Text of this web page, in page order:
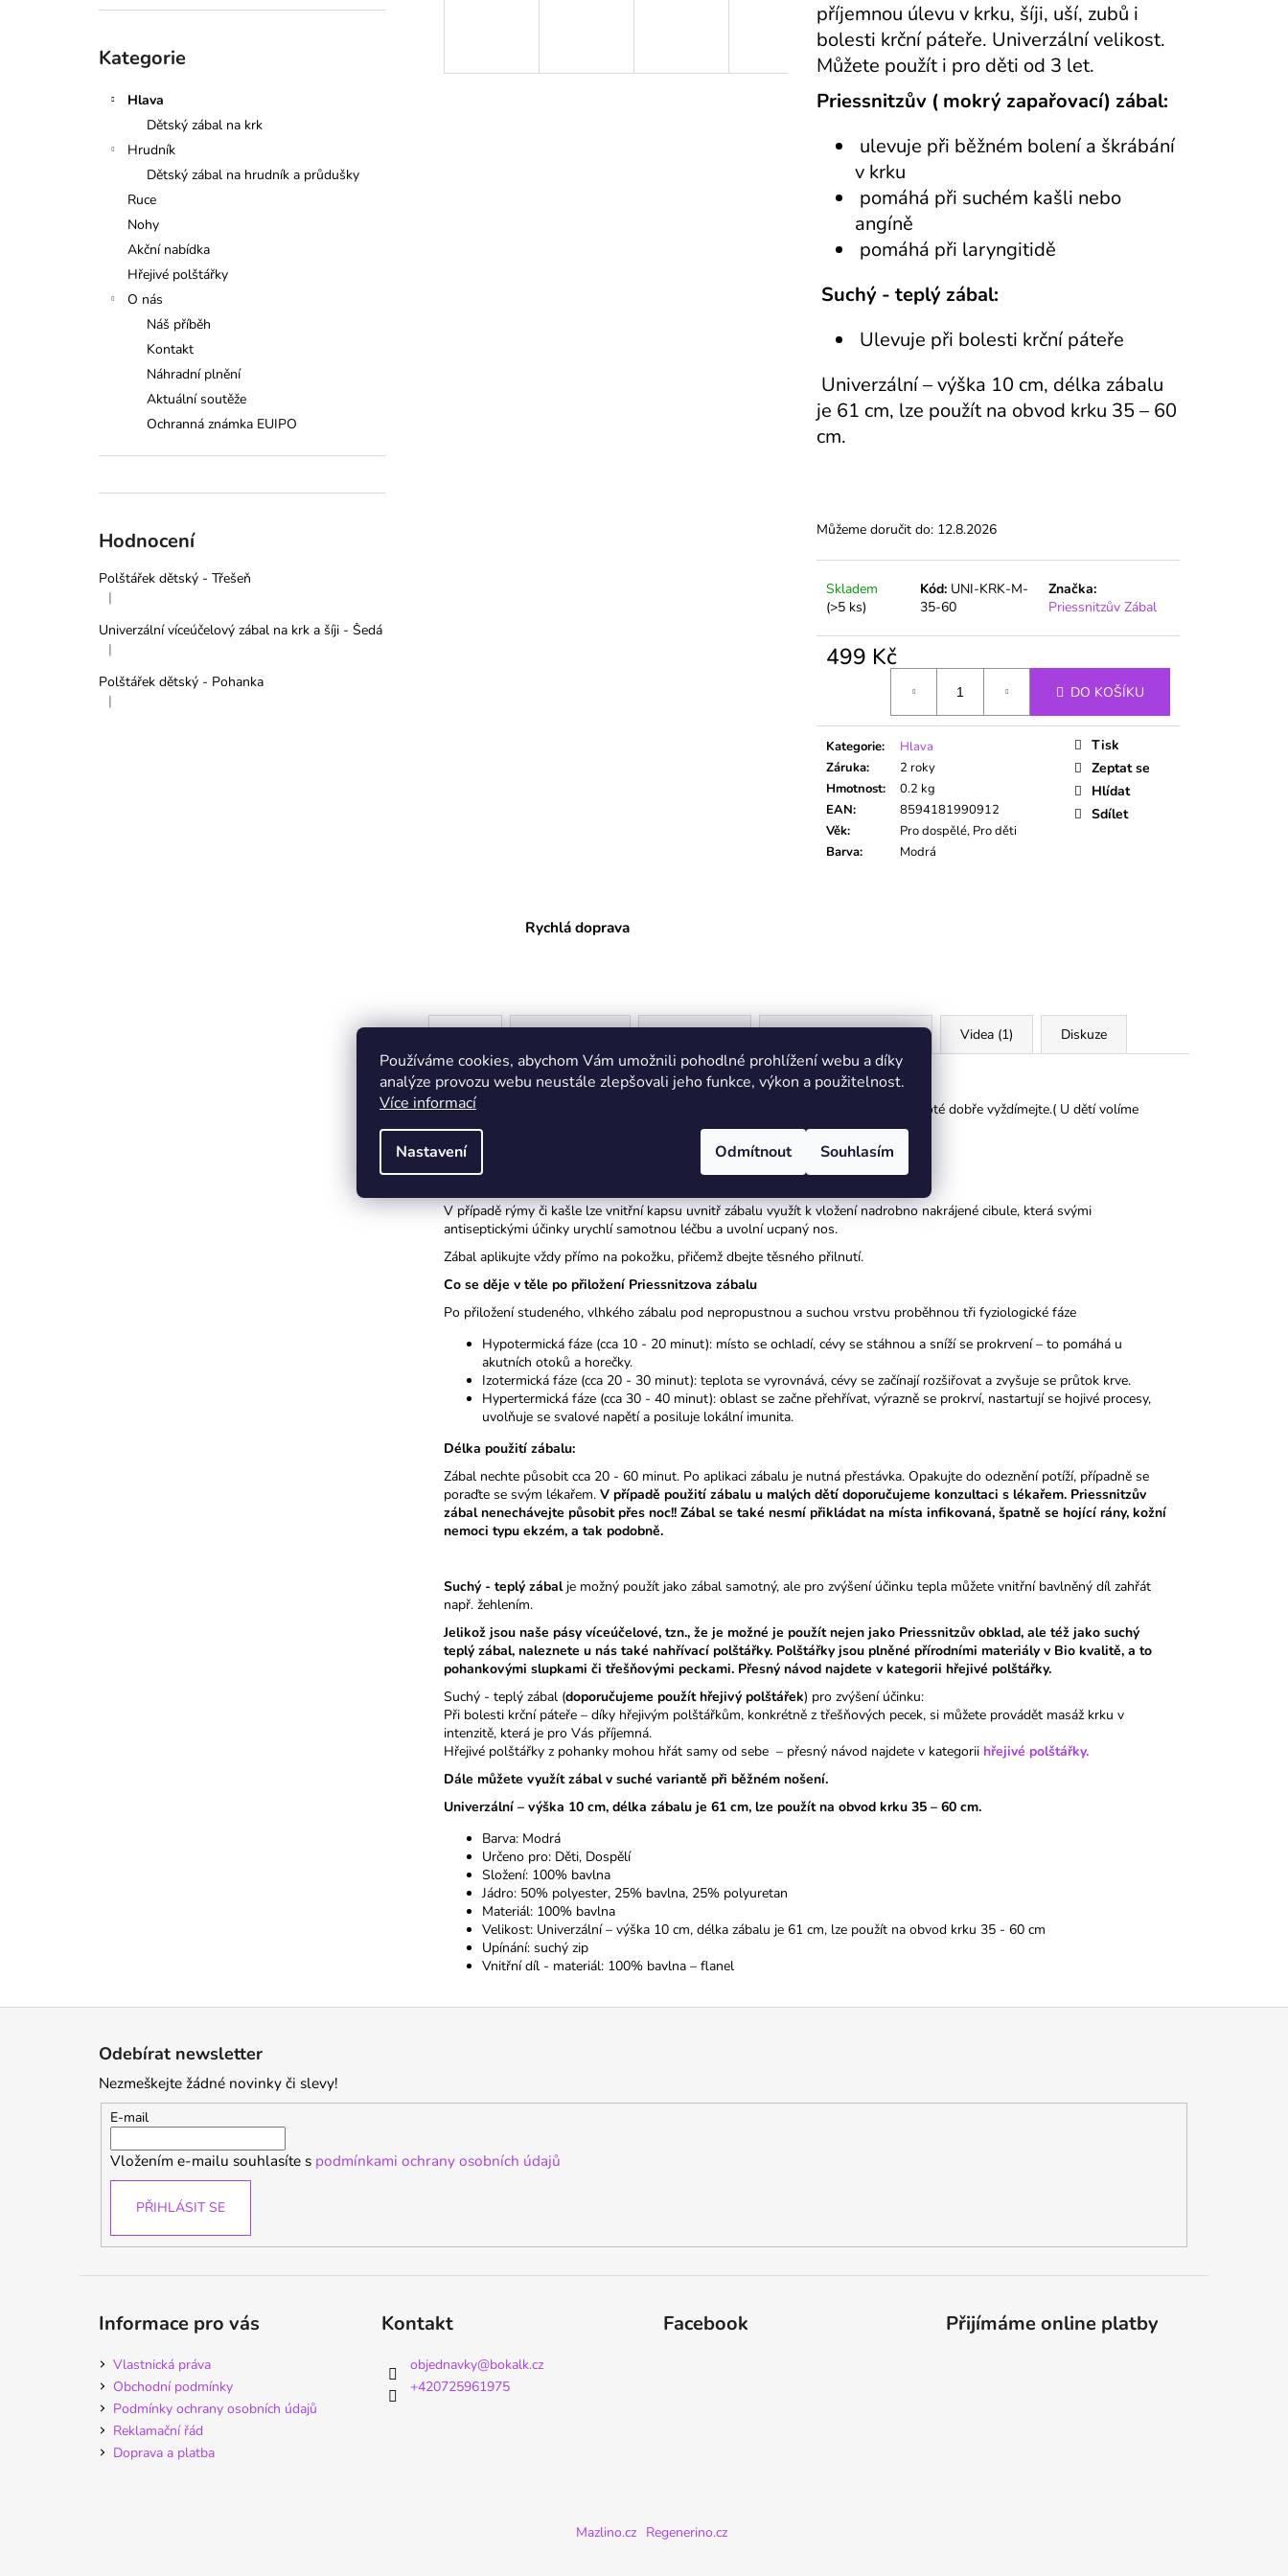
Používáme cookies, abychom Vám umožnili pohodlné prohlížení webu a díky
analýze provozu webu neustále zlepšovali jeho funkce, výkon a použitelnost.
Více informací
Nastavení Odmítnout Souhlasím
kategorie
Kategorie
Hlava
Dětský zábal na krk
Hrudník
Dětský zábal na hrudník a průdušky
Ruce
Nohy
Akční nabídka
Hřejivé polštářky
O nás
Náš příběh
Kontakt
Náhradní plnění
Aktuální soutěže
Ochranná známka EUIPO
Hodnocení
Polštářek dětský - Třešeň
Hodnocení produktu je 5 z 5 hvězdiček.
|
Univerzální víceúčelový zábal na krk a šíji - Šedá
Hodnocení produktu je 5 z 5 hvězdiček.
|
Polštářek dětský - Pohanka
Hodnocení produktu je 5 z 5 hvězdiček.
|
příjemnou úlevu v krku, šíji, uší, zubů i
bolesti krční páteře. Univerzální velikost.
Můžete použít i pro děti od 3 let.
Priessnitzův ( mokrý zapařovací) zábal:
ulevuje při běžném bolení a škrábání
v krku
pomáhá při suchém kašli nebo
angíně
pomáhá při laryngitidě
Suchý - teplý zábal:
Ulevuje při bolesti krční páteře
Univerzální – výška 10 cm, délka zábalu
je 61 cm, lze použít na obvod krku 35 – 60
cm.
Můžeme doručit do: 12.8.2026
Skladem
(>5 ks)
Kód: UNI-KRK-M-
35-60
Značka:
Priessnitzův Zábal
499 Kč
DO KOŠÍKU
Kategorie:
Hlava
Záruka:
2 roky
Hmotnost:
0.2 kg
EAN:
8594181990912
Věk:
Pro dospělé, Pro děti
Barva: Modrá
Tisk
Zeptat se
Hlídat
Sdílet
Rychlá doprava
Videa (1) Diskuze
Návod k použití výrobku:Priessnitzův ( mokrý zapařovací) zábal
1. Vyjměte vnitřní bavlněný díl zábalového pásu a namočte jej do studené vody, poté dobře vyždímejte.( U dětí volíme
méně studenou vodu.)
2. Vnitřní bavlněný díl vraťte zpět do zábalového pásu podvlečením pod pásky.
V případě rýmy či kašle lze vnitřní kapsu uvnitř zábalu využít k vložení nadrobno nakrájené cibule, která svými
antiseptickými účinky urychlí samotnou léčbu a uvolní ucpaný nos.
Zábal aplikujte vždy přímo na pokožku, přičemž dbejte těsného přilnutí.
Co se děje v těle po přiložení Priessnitzova zábalu
Po přiložení studeného, vlhkého zábalu pod nepropustnou a suchou vrstvu proběhnou tři fyziologické fáze
Hypotermická fáze (cca 10 - 20 minut): místo se ochladí, cévy se stáhnou a sníží se prokrvení – to pomáhá u
akutních otoků a horečky.
Izotermická fáze (cca 20 - 30 minut): teplota se vyrovnává, cévy se začínají rozšiřovat a zvyšuje se průtok krve.
Hypertermická fáze (cca 30 - 40 minut): oblast se začne přehřívat, výrazně se prokrví, nastartují se hojivé procesy,
uvolňuje se svalové napětí a posiluje lokální imunita.
Délka použití zábalu:
Zábal nechte působit cca 20 - 60 minut. Po aplikaci zábalu je nutná přestávka. Opakujte do odeznění potíží, případně se
poraďte se svým lékařem. V případě použití zábalu u malých dětí doporučujeme konzultaci s lékařem. Priessnitzův
zábal nenechávejte působit přes noc!! Zábal se také nesmí přikládat na místa infikovaná, špatně se hojící rány, kožní
nemoci typu ekzém, a tak podobně.
Suchý - teplý zábalje možný použít jako zábal samotný, ale pro zvýšení účinku tepla můžete vnitřní bavlněný díl zahřát
např. žehlením.
Jelikož jsou naše pásy víceúčelové, tzn., že je možné je použít nejen jako Priessnitzův obklad, ale též jako suchý
teplý zábal, naleznete u nás také nahřívací polštářky. Polštářky jsou plněné přírodními materiály v Bio kvalitě, a to
pohankovými slupkami či třešňovými peckami. Přesný návod najdete v kategorii hřejivé polštářky.
Suchý - teplý zábal (doporučujeme použít hřejivý polštářek) pro zvýšení účinku:
Při bolesti krční páteře – díky hřejivým polštářkům, konkrétně z třešňových pecek, si můžete provádět masáž krku v
intenzitě, která je pro Vás příjemná.
Hřejivé polštářky z pohanky mohou hřát samy od sebe – přesný návod najdete v kategorii hřejivé polštářky.
Dále můžete využít zábal v suché variantě při běžném nošení.
Univerzální – výška 10 cm, délka zábalu je 61 cm, lze použít na obvod krku 35 – 60 cm.
Barva: Modrá
Určeno pro: Děti, Dospělí
Složení: 100% bavlna
Jádro: 50% polyester, 25% bavlna, 25% polyuretan
Materiál: 100% bavlna
Velikost: Univerzální – výška 10 cm, délka zábalu je 61 cm, lze použít na obvod krku 35 - 60 cm
Upínání: suchý zip
Vnitřní díl - materiál: 100% bavlna – flanel
Odebírat newsletter
Nezmeškejte žádné novinky či slevy!
E-mail
Vložením e-mailu souhlasíte s podmínkami ochrany osobních údajů
PŘIHLÁSIT SE
Informace pro vás
Vlastnická práva
Obchodní podmínky
Podmínky ochrany osobních údajů
Reklamační řád
Doprava a platba
Kontakt
objednavky@bokalk.cz
+420725961975
Facebook Přijímáme online platby
Mazlino.cz Regenerino.cz